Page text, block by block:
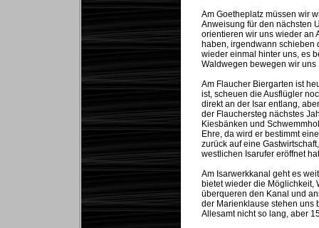
Am Goetheplatz müssen wir
Anweisung für den nächsten
orientieren wir uns wieder an
haben, irgendwann schieben
wieder einmal hinter uns, es
Waldwegen bewegen wir uns
Am Flaucher Biergarten ist
ist, scheuen die Ausflügler
direkt an der Isar entlang,
der Flauchersteg nächstes
Kiesbänken und
Ehre, da wird er bestimmt
zurück auf eine
westlichen Isarufer eröffnet
Am Isarwerkkanal geht es
bietet wieder die Möglichkeit,
überqueren den Kanal und
der Marienklause stehen uns
Allesamt nicht so lang, aber